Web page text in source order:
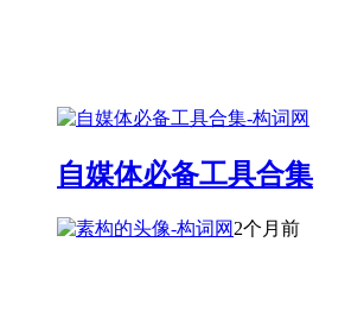
自媒体必备工具合集
2个月前